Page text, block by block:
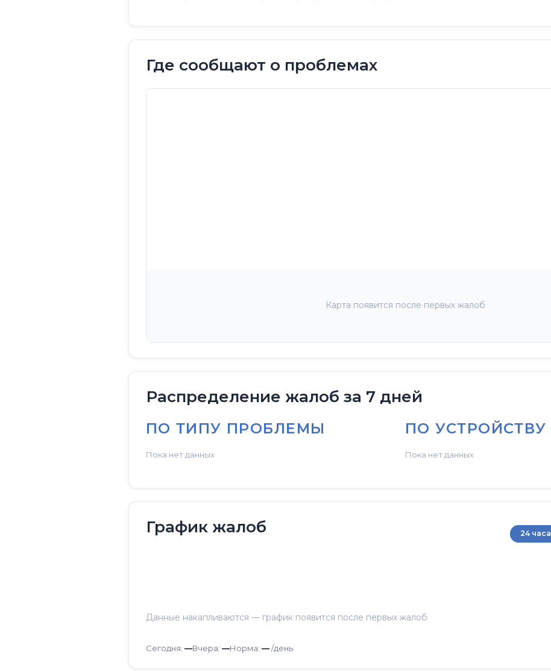
Где сообщают о проблемах
Карта появится после первых жалоб
Распределение жалоб за 7 дней
ПО ТИПУ ПРОБЛЕМЫ
Пока нет данных
ПО УСТРОЙСТВУ
Пока нет данных
График жалоб 24 часа
Данные накапливаются — график появится после первых жалоб
Сегодня: —Вчера: —Норма: —/день